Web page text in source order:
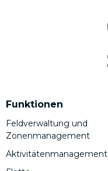
Funktionen
Feldverwaltung und
Zonenmanagement
Aktivitätenmanagement